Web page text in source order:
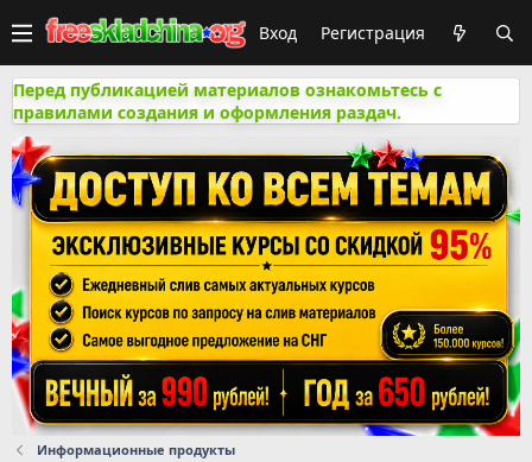
Вход Регистрация
Перед публикацией материалов ознакомьтесь с
правилами создания и оформления раздач.
Информационные продукты